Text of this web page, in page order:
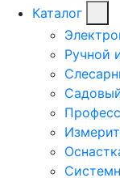
Каталог
Ручной